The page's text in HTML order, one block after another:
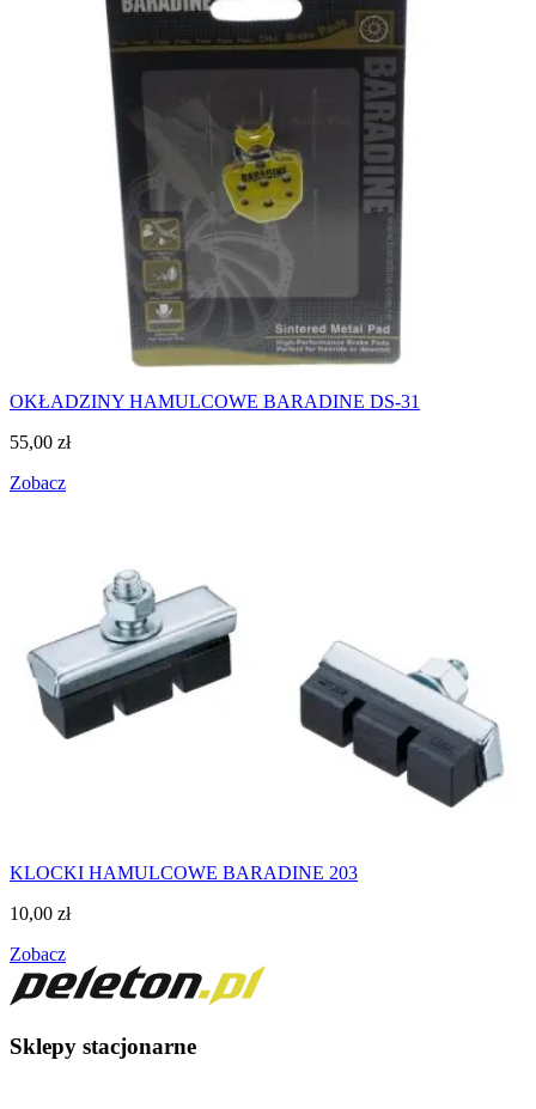
OKŁADZINY HAMULCOWE BARADINE DS-31
55,00 zł
Zobacz
KLOCKI HAMULCOWE BARADINE 203
10,00 zł
Zobacz
Sklepy stacjonarne